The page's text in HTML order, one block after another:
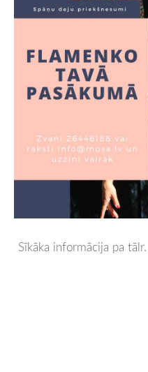
Sīkāka informācija pa